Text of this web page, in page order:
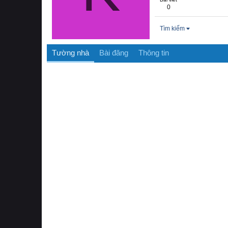
0
Tìm kiếm
Tường nhà Bài đăng Thông tin